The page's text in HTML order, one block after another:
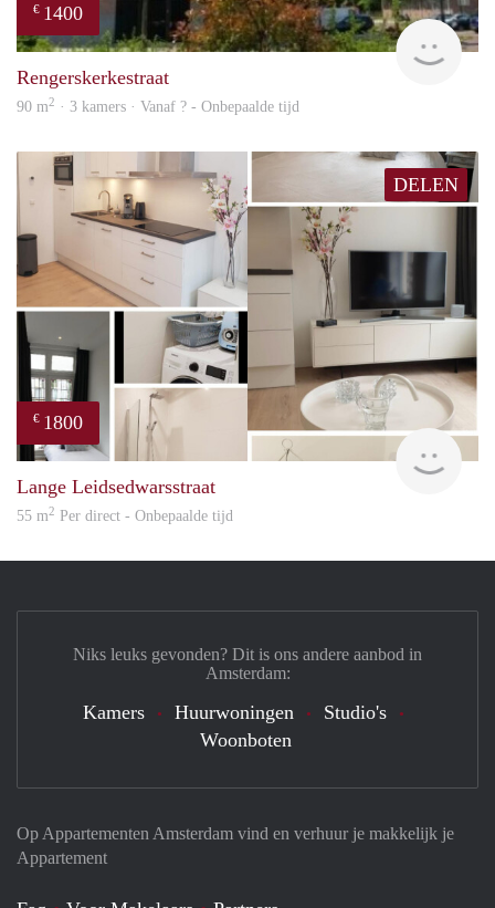
€ 1400
Rengerskerkestraat
90 m2 · 3 kamers · Vanaf ? - Onbepaalde tijd
DELEN
€ 1800
Lange Leidsedwarsstraat
55 m2 Per direct - Onbepaalde tijd
Op Appartementen Amsterdam vind en verhuur je makkelijk je
Appartement
Niks leuks gevonden? Dit is ons andere aanbod in
Amsterdam:
Kamers Huurwoningen
Studio's
Woonboten